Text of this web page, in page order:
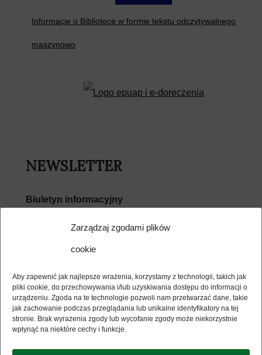
Zarządzaj zgodami plików
cookie
Aby zapewnić jak najlepsze wrażenia, korzystamy z technologii, takich jak
pliki cookie, do przechowywania i/lub uzyskiwania dostępu do informacji o
urządzeniu. Zgoda na te technologie pozwoli nam przetwarzać dane, takie
jak zachowanie podczas przeglądania lub unikalne identyfikatory na tej
stronie. Brak wyrażenia zgody lub wycofanie zgody może niekorzystnie
wpłynąć na niektóre cechy i funkcje.
Informacje o Bibliotece w formie tekstu odczytywalnego
maszynowo
NEWSLETTER
Biuletyn informacyjny
osobowych w związku z usługą Newsletter i potwierdzam
zapoznanie się z jej regulaminem (dostępny poniżej) i polityką
bezpieczeństwa biblioteki (dostępna poniżej). Dokumenty
otwierają się w nowym oknie.